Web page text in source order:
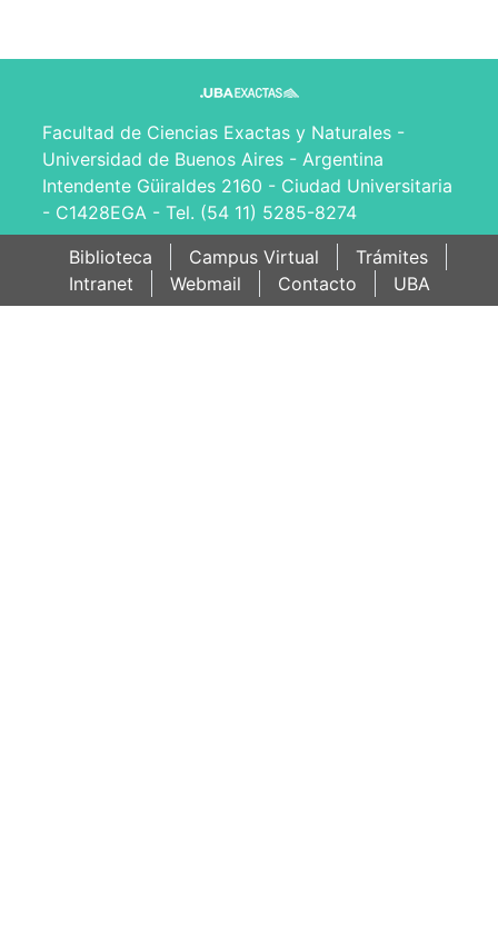
Facultad de Ciencias Exactas y Naturales -
Universidad de Buenos Aires - Argentina
Intendente Güiraldes 2160 - Ciudad Universitaria
- C1428EGA - Tel. (54 11) 5285-8274
Biblioteca
Campus Virtual
Trámites
Intranet
Webmail Contacto UBA